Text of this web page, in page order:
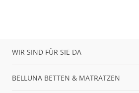
WIR SIND FÜR SIE DA
BELLUNA BETTEN & MATRATZEN